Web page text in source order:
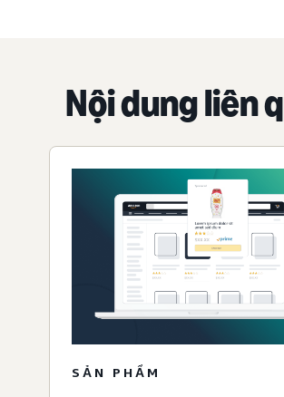
Nội dung liên
SẢN PHẨM